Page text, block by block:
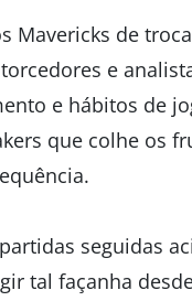
Mavericks de
e
e hábitos de
que colhe os
seguidas
tal façanha